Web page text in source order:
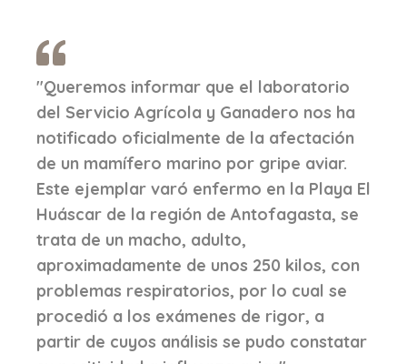
"Queremos informar que el laboratorio
del Servicio Agrícola y Ganadero nos ha
notificado oficialmente de la afectación
de un mamífero marino por gripe aviar.
Este ejemplar varó enfermo en la Playa El
Huáscar de la región de Antofagasta, se
trata de un macho, adulto,
aproximadamente de unos 250 kilos, con
problemas respiratorios, por lo cual se
procedió a los exámenes de rigor, a
partir de cuyos análisis se pudo constatar